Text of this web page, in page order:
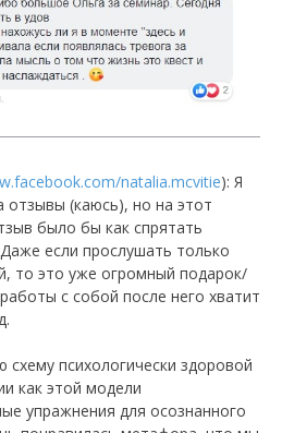
natalia.mcvitie): Я
отзывы (каюсь), но на этот
было бы как спрятать
если прослушать только
то это уже огромный подарок/
с собой после него хватит
психологически здоровой
как этой модели
упражнения для осознанного